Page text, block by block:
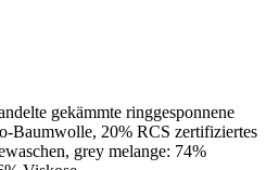
gekämmte ringgesponnene
Baumwolle, 20% RCS zertifiziertes
grey melange: 74%